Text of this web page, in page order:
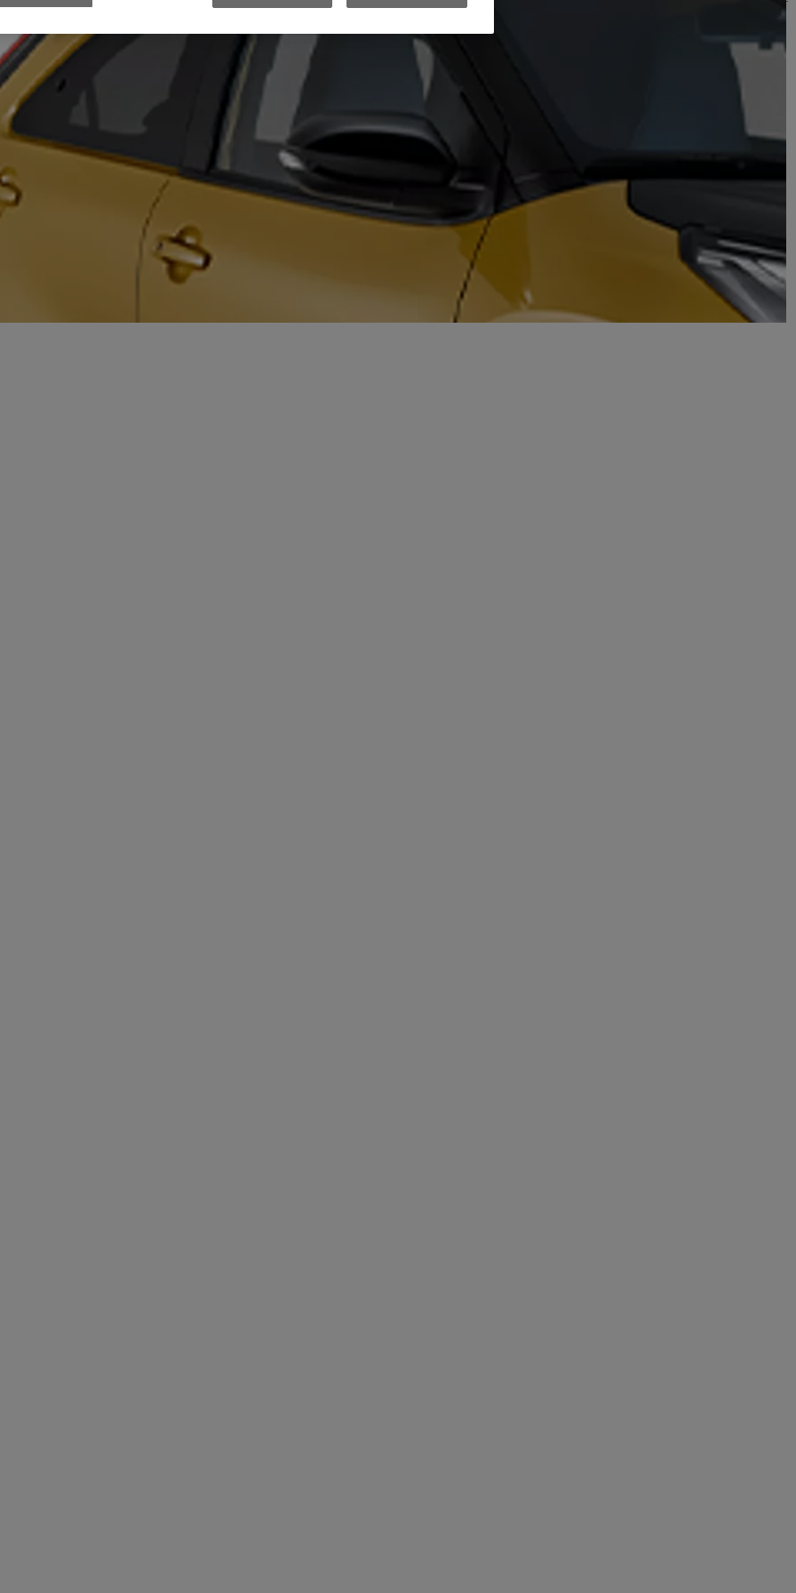
którym zależy na tym, by mieć oszczędne, niskoemisyjne auto, ale nie mają możliwości regularnego podłączania samochodu do ładowarki.